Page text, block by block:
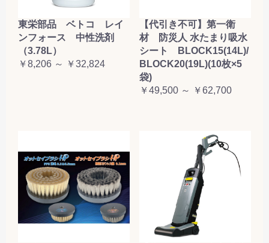
東栄部品 ベトコ レイ
ンフォース 中性洗剤
（3.78L）
￥8,206 ～ ￥32,824
【代引き不可】第一衛
材 防災人 水たまり吸水
シート BLOCK15(14L)/
BLOCK20(19L)(10枚×5
袋)
￥49,500 ～ ￥62,700